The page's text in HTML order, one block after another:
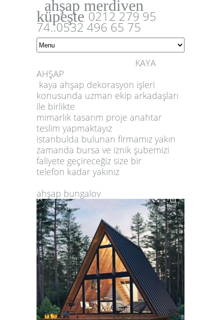
ahşap merdiven
küpeşte0212 279 95
74..0532 496 65 75
KAYA
AHŞAP
kaya ahşap dekorasyon işleri
konusunda uzman ekip arkadaşları
ile birlikte
mimarlık tasarım proje anahtar
teslim yapmaktayız
istanbulda bulunan firmamız yakın
zamanda bursa ve iznik şubemizi
faliyete geçireceğiz size bir
telefon kadar yakınız
ahşap bungalov